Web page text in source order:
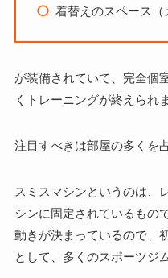
着替えのスペース（
が装備されていて、完全個
くトレーニングが終えられ
注目すべきは部屋の多くを
スミスマシンというのは、
シンに固定されているもので
動きが決まっているので、
として、多くのスポーツジ